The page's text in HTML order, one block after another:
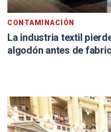
CONTAMINACIÓN
La industria textil
algodón antes de